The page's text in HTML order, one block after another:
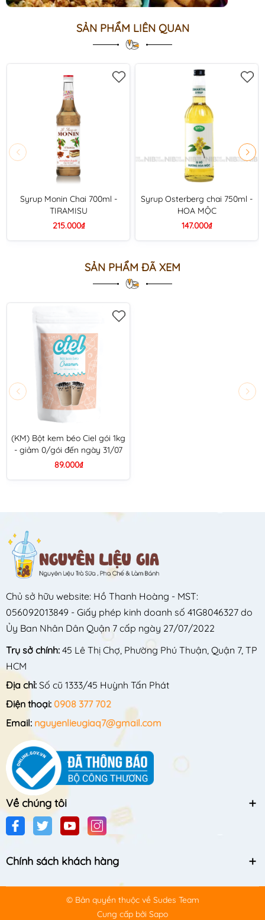
SẢN PHẨM LIÊN QUAN
Syrup Monin Chai 700ml -
TIRAMISU
215.000₫
Syrup Osterberg chai 750ml -
HOA MỘC
147.000₫
SẢN PHẨM ĐÃ XEM
(KM) Bột kem béo Ciel gói 1kg
- giảm 0/gói đến ngày 31/07
89.000₫
Chủ sở hữu website: Hồ Thanh Hoàng - MST:
056092013849 - Giấy phép kinh doanh số 41G8046327 do
Ủy Ban Nhân Dân Quận 7 cấp ngày 27/07/2022
Trụ sở chính: 45 Lê Thị Chợ, Phường Phú Thuận, Quận 7, TP
HCM
Địa chỉ: Số cũ 1333/45 Huỳnh Tấn Phát
Điện thoại: 0908 377 702
Email: nguyenlieugiaq7@gmail.com
Về chúng tôi
Chính sách khách hàng
© Bản quyền thuộc về Sudes Team
Cung cấp bởi Sapo